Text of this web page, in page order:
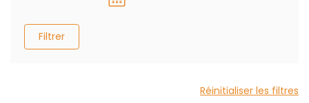
Filtrer
Réinitialiser les filtres